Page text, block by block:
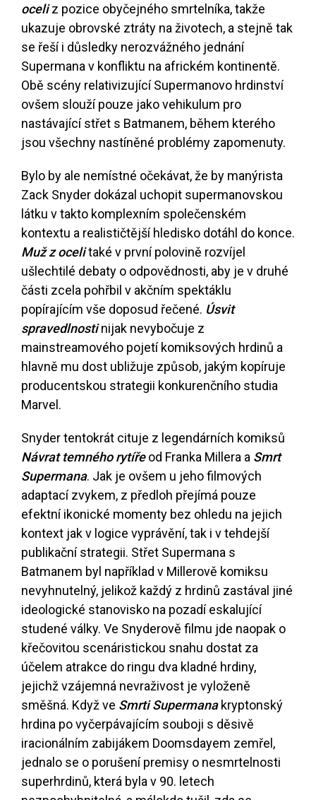
oceliz pozice obyčejného smrtelníka, takže
ukazuje obrovské ztráty na životech, a stejně tak
se řeší i důsledky nerozvážného jednání
Supermana v konfliktu na africkém kontinentě.
Obě scény relativizující Supermanovo hrdinství
ovšem slouží pouze jako vehikulum pro
nastávající střet s Batmanem, během kterého
jsou všechny nastíněné problémy zapomenuty.
Bylo by ale nemístné očekávat, že by manýrista
Zack Snyder dokázal uchopit supermanovskou
látku v takto komplexním společenském
kontextu a realističtější hledisko dotáhl do konce.
Muž z ocelitaké v první polovině rozvíjel
ušlechtilé debaty o odpovědnosti, aby je v druhé
části zcela pohřbil v akčním spektáklu
popírajícím vše doposud řečené. Úsvit
spravedlnostinijak nevybočuje z
mainstreamového pojetí komiksových hrdinů a
hlavně mu dost ubližuje způsob, jakým kopíruje
producentskou strategii konkurenčního studia
Marvel.
Snyder tentokrát cituje z legendárních komiksů
Návrat temného rytířeod Franka Millera a Smrt
Supermana. Jak je ovšem u jeho filmových
adaptací zvykem, z předloh přejímá pouze
efektní ikonické momenty bez ohledu na jejich
kontext jak v logice vyprávění, tak i v tehdejší
publikační strategii. Střet Supermana s
Batmanem byl například v Millerově komiksu
nevyhnutelný, jelikož každý z hrdinů zastával jiné
ideologické stanovisko na pozadí eskalující
studené války. Ve Snyderově filmu jde naopak o
křečovitou scenáristickou snahu dostat za
účelem atrakce do ringu dva kladné hrdiny,
jejichž vzájemná nevraživost je vyloženě
směšná. Když ve Smrti Supermanakryptonský
hrdina po vyčerpávajícím souboji s děsivě
iracionálním zabijákem Doomsdayem zemřel,
jednalo se o porušení premisy o nesmrtelnosti
superhrdinů, která byla v 90. letech